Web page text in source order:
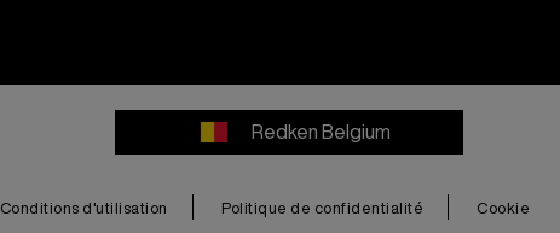
Redken Belgium
Conditions d'utilisation Politique de confidentialité Cookie